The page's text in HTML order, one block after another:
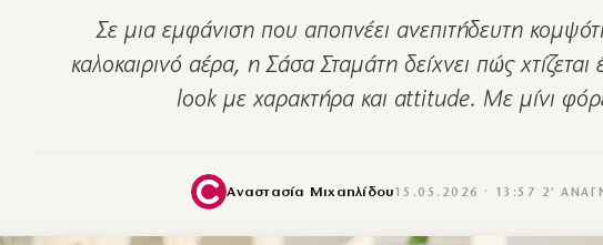
Σε μια εμφάνιση που αποπνέει ανεπιτήδευτη
καλοκαιρινό αέρα, η Σάσα Σταμάτη δείχνει πώς
look με χαρακτήρα και attitude. Με μίνι
Αναστασία Μιχαηλίδου15.05.2026 · 13:57 · 2′